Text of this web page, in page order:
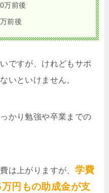
万前後
前後
ですが、けれどもサポ
いといけません。
かり勉強や卒業までの
は上がりますが、 学費
円もの助成金が支